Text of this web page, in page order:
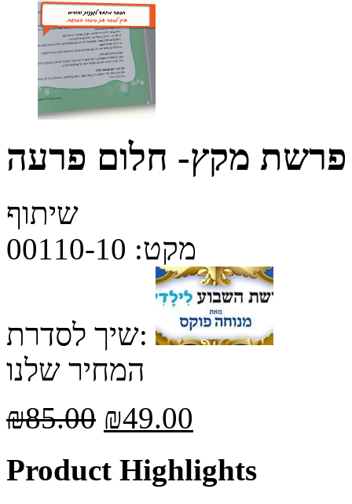
פרשת מקץ- חלום פרעה
שיתוף
מקט: 00110-10
שיך לסדרת:
המחיר שלנו
₪85.00 ₪49.00
Product Highlights